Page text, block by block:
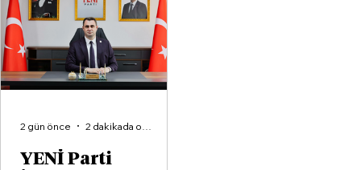
YENİ Parti
2 gün önce